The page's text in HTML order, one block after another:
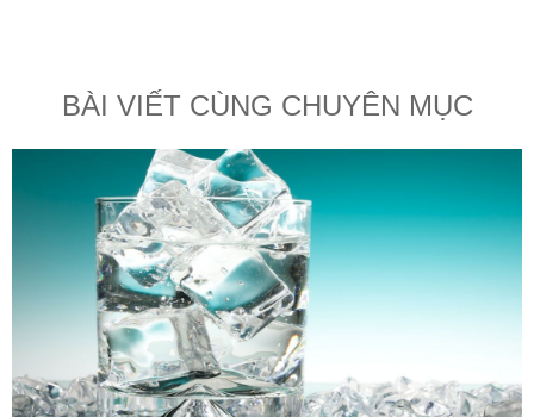
BÀI VIẾT CÙNG CHUYÊN MỤC